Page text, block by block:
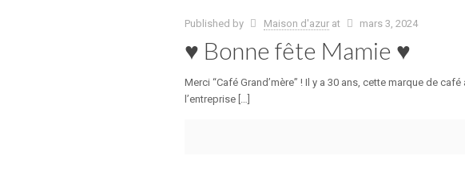
Published by Maison d'azur at mars 3, 2024
♥ Bonne fête Mamie ♥
Merci “Café Grand’mère” ! Il y a 30 ans, cette marque de
l’entreprise […]